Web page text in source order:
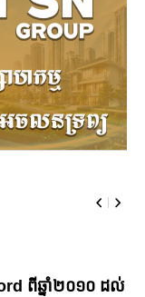
២០១០ ដល់
មកស្គ